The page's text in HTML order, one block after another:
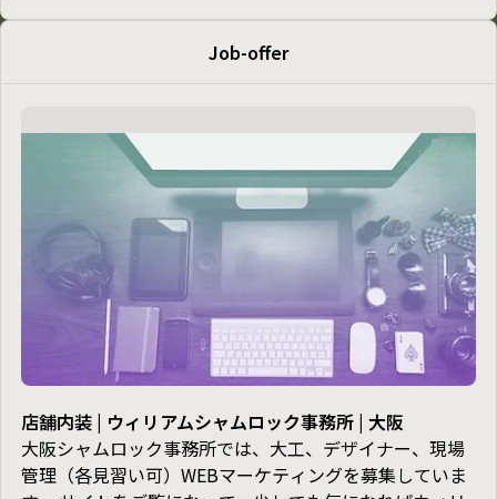
Job-offer
店舗内装 | ウィリアムシャムロック事務所 | 大阪
大阪シャムロック事務所では、大工、デザイナー、現場
管理（各見習い可）WEBマーケティングを募集していま